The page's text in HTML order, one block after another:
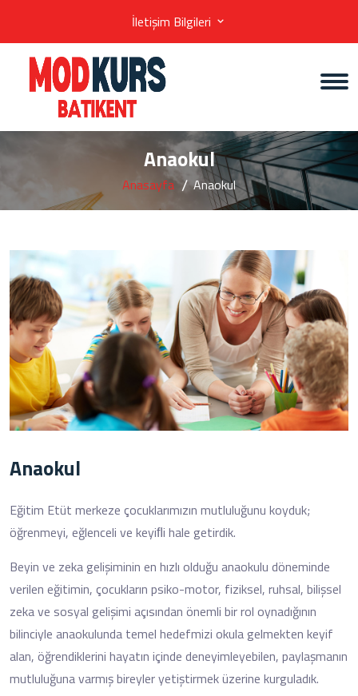
İletişim Bilgileri
Anaokul
Anasayfa Anaokul
Anaokul
Eğitim Etüt merkeze çocuklarımızın mutluluğunu koyduk;
öğrenmeyi, eğlenceli ve keyiﬂi hale getirdik.
Beyin ve zeka gelişiminin en hızlı olduğu anaokulu döneminde
verilen eğitimin, çocukların psiko-motor, fiziksel, ruhsal, bilişsel
zeka ve sosyal gelişimi açısından önemli bir rol oynadığının
bilinciyle anaokulunda temel hedefmizi okula gelmekten keyif
alan, öğrendiklerini hayatın içinde deneyimleyebilen, paylaşmanın
mutluluğuna varmış bireyler yetiştirmek üzerine kurguladık.